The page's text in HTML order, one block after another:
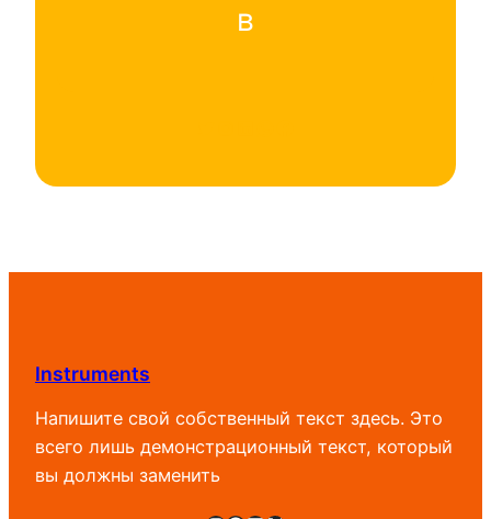
в
Instruments
Напишите свой собственный текст здесь. Это
всего лишь демонстрационный текст, который
вы должны заменить